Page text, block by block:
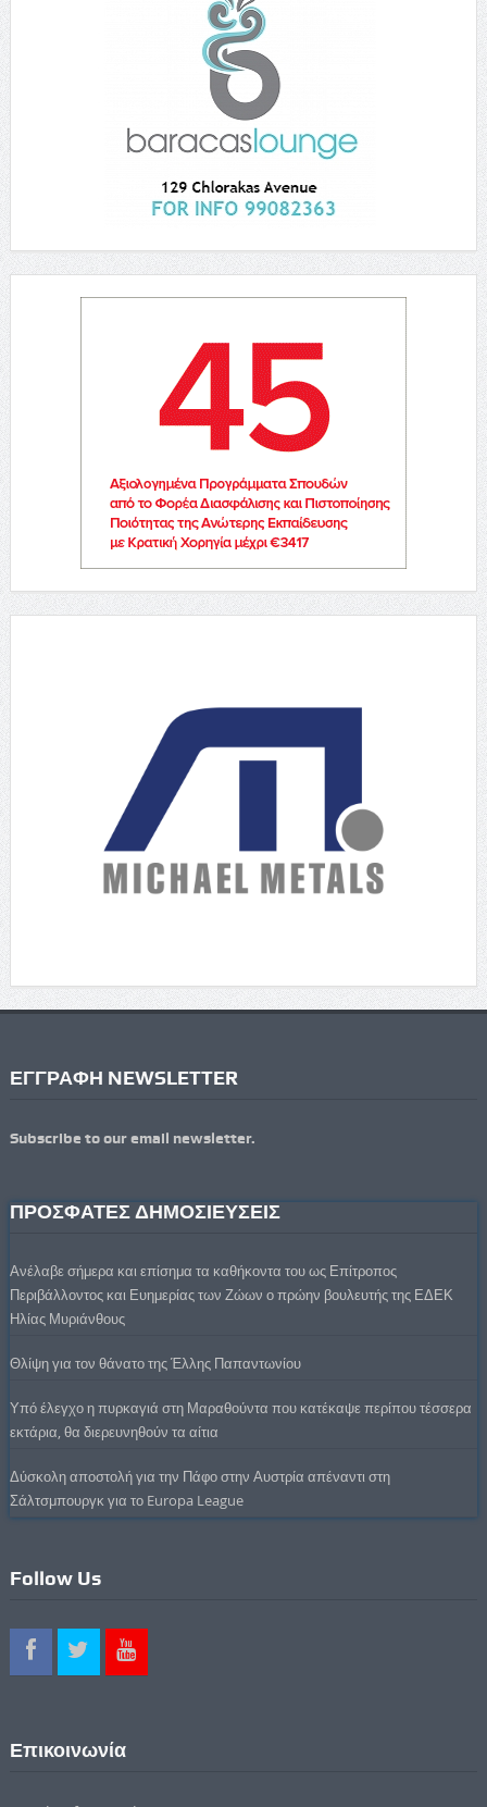
ΕΓΓΡΑΦΗ NEWSLETTER
Subscribe to our email newsletter.
ΠΡΟΣΦΑΤΕΣ ΔΗΜΟΣΙΕΥΣΕΙΣ
Ανέλαβε σήμερα και επίσημα τα καθήκοντα του ως Επίτροπος
Περιβάλλοντος και Ευημερίας των Ζώων ο πρώην βουλευτής της ΕΔΕΚ
Ηλίας Μυριάνθους
Θλίψη για τον θάνατο της Έλλης Παπαντωνίου
Υπό έλεγχο η πυρκαγιά στη Μαραθούντα που κατέκαψε περίπου τέσσερα
εκτάρια, θα διερευνηθούν τα αίτια
Δύσκολη αποστολή για την Πάφο στην Αυστρία απέναντι στη
Σάλτσμπουργκ για το Europa League
Follow Us
Επικοινωνία